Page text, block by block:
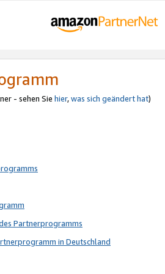
- sehen Sie hier,was sich geändert hat)
Partnerprogramms
in Deutschland